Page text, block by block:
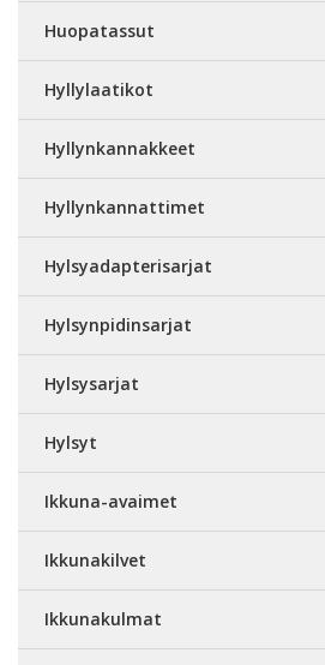
Huopatassut
Hyllylaatikot
Hyllynkannakkeet
Hyllynkannattimet
Hylsyadapterisarjat
Hylsynpidinsarjat
Hylsysarjat
Hylsyt
Ikkuna-avaimet
Ikkunakilvet
Ikkunakulmat